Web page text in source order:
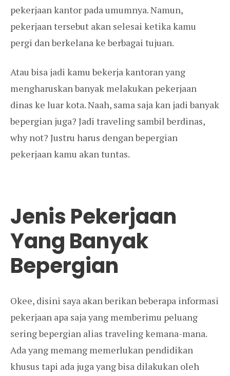
pekerjaan kantor pada umumnya. Namun,
pekerjaan tersebut akan selesai ketika kamu
pergi dan berkelana ke berbagai tujuan.
Atau bisa jadi kamu bekerja kantoran yang
mengharuskan banyak melakukan pekerjaan
dinas ke luar kota. Naah, sama saja kan jadi banyak
bepergian juga? Jadi traveling sambil berdinas,
why not? Justru harus dengan bepergian
pekerjaan kamu akan tuntas.
Jenis Pekerjaan
Yang Banyak
Bepergian
Okee, disini saya akan berikan beberapa informasi
pekerjaan apa saja yang memberimu peluang
sering bepergian alias traveling kemana-mana.
Ada yang memang memerlukan pendidikan
khusus tapi ada juga yang bisa dilakukan oleh